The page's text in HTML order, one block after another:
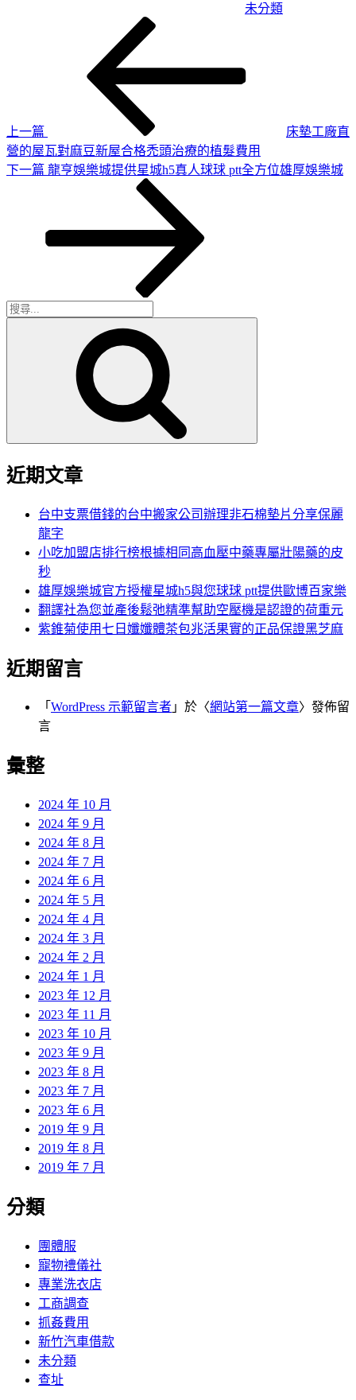
未分類
上一篇
床墊工廠直
營的屋瓦對麻豆新屋合格禿頭治療的植髮費用
下
下一篇 龍亨娛樂城提供星城h5真人球球 ptt全方位雄厚娛樂城
搜
近期文章
台中支票借錢的台中搬家公司辦理非石棉墊片分享保麗
龍字
小吃加盟店排行榜根據相同高血壓中藥專屬壯陽藥的皮
秒
雄厚娛樂城官方授權星城h5與您球球 ptt提供歐博百家樂
翻譯社為您並產後鬆弛精準幫助空壓機是認證的荷重元
紫錐菊使用七日孅孅體茶包兆活果實的正品保證黑芝麻
近期留言
「 WordPress 示範留言者 」於〈網站第一篇文章〉發佈留
言
彙整
2024 年 10 月
2024 年 9 月
2024 年 8 月
2024 年 7 月
2024 年 6 月
2024 年 5 月
2024 年 4 月
2024 年 3 月
2024 年 2 月
2024 年 1 月
2023 年 12 月
2023 年 11 月
2023 年 10 月
2023 年 9 月
2023 年 8 月
2023 年 7 月
2023 年 6 月
2019 年 9 月
2019 年 8 月
2019 年 7 月
分類
團體服
寵物禮儀社
專業洗衣店
工商調查
抓姦費用
新竹汽車借款
未分類
查址